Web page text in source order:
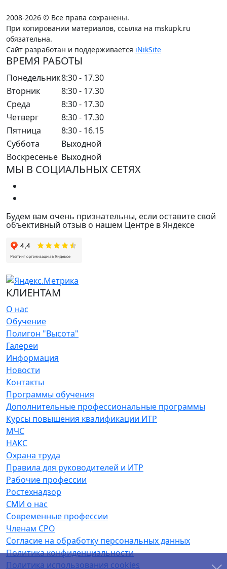
2008-2026 © Все права сохранены.
При копировании материалов, ссылка на mskupk.ru
обязательна.
Сайт разработан и поддерживается iNikSite
ВРЕМЯ РАБОТЫ
Понедельник8:30 - 17.30
Вторник
8:30 - 17.30
Среда
8:30 - 17.30
Четверг
8:30 - 17.30
Пятница
8:30 - 16.15
Суббота
Выходной
Воскресенье Выходной
МЫ В СОЦИАЛЬНЫХ СЕТЯХ
Будем вам очень признательны, если оставите свой
объективный отзыв о нашем Центре в Яндексе
КЛИЕНТАМ
О нас
Обучение
Полигон "Высота"
Галереи
Информация
Новости
Контакты
Программы обучения
Дополнительные профессиональные программы
Курсы повышения квалификации ИТР
МЧС
НАКС
Охрана труда
Правила для руководителей и ИТР
Рабочие профессии
Ростехнадзор
СМИ о нас
Современные профессии
Членам СРО
Согласие на обработку персональных данных
Политика конфиденциальности
Политика использования cookies